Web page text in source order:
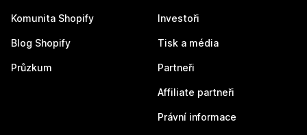
Komunita Shopify
Blog Shopify
Průzkum
Investoři
Tisk a média
Partneři
Affiliate partneři
Právní informace